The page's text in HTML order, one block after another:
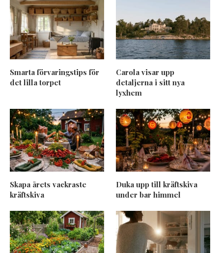
Smarta förvaringstips för
det lilla torpet
Carola visar upp
detaljerna i sitt nya
lyxhem
Skapa årets vackraste
kräftskiva
Duka upp till kräftskiva
under bar himmel